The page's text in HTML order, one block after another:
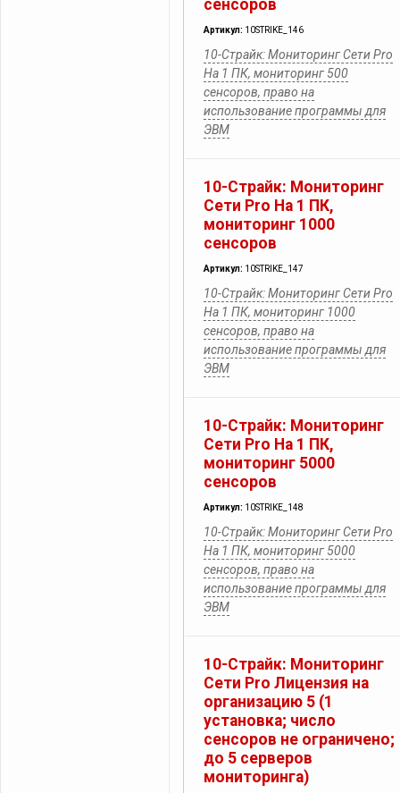
сенсоров
Артикул: 10STRIKE_146
10-Страйк: Мониторинг Сети Pro
На 1 ПК, мониторинг 500
сенсоров, право на
использование программы для
ЭВМ
10-Страйк: Мониторинг
Сети Pro На 1 ПК,
мониторинг 1000
сенсоров
Артикул: 10STRIKE_147
10-Страйк: Мониторинг Сети Pro
На 1 ПК, мониторинг 1000
сенсоров, право на
использование программы для
ЭВМ
10-Страйк: Мониторинг
Сети Pro На 1 ПК,
мониторинг 5000
сенсоров
Артикул: 10STRIKE_148
10-Страйк: Мониторинг Сети Pro
На 1 ПК, мониторинг 5000
сенсоров, право на
использование программы для
ЭВМ
10-Страйк: Мониторинг
Сети Pro Лицензия на
организацию 5 (1
установка; число
сенсоров не ограничено;
до 5 серверов
мониторинга)